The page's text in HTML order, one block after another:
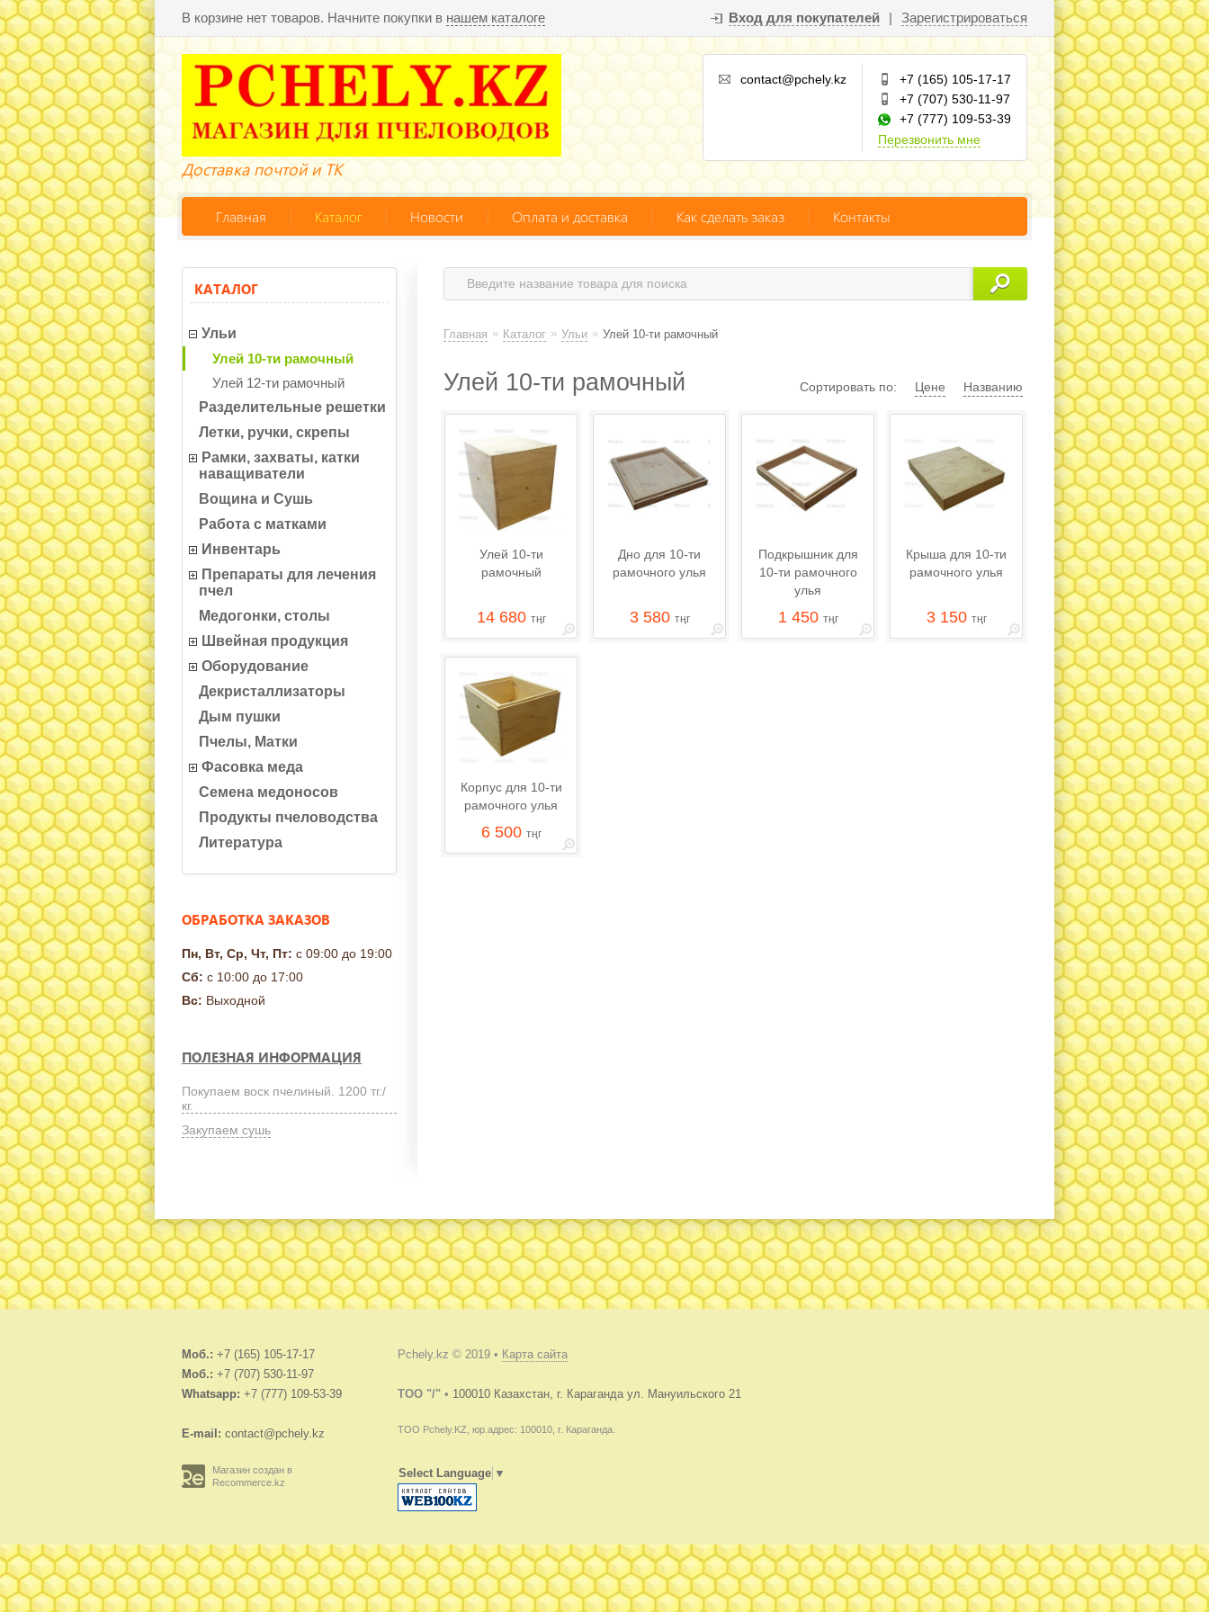
В корзине нет товаров. Начните покупки в нашем каталоге Вход для покупателей | Зарегистрироваться
Доставка почтой и ТК
contact@pchely.kz
+7 (165) 105-17-17
+7 (707) 530-11-97
+7 (777) 109-53-39
Перезвонить мне
Главная Каталог Новости Оплата и доставка Как сделать заказ Контакты
КАТАЛОГ
Ульи
Улей 10-ти рамочный
Улей 12-ти рамочный
Разделительные решетки
Летки, ручки, скрепы
Рамки, захваты, катки
наващиватели
Вощина и Сушь
Работа с матками
Инвентарь
Препараты для лечения
пчел
Медогонки, столы
Швейная продукция
Оборудование
Декристаллизаторы
Дым пушки
Пчелы, Матки
Фасовка меда
Семена медоносов
Продукты пчеловодства
Литература
ОБРАБОТКА ЗАКАЗОВ
Пн, Вт, Ср, Чт, Пт: с 09:00 до 19:00
Сб: с 10:00 до 17:00
Вс: Выходной
ПОЛЕЗНАЯ ИНФОРМАЦИЯ
Покупаем воск пчелиный. 1200 тг./
кг.
Закупаем сушь
Главная » Каталог » Ульи » Улей 10-ти рамочный
Улей 10-ти рамочный Названию
Цене
Сортировать по:
Улей 10-ти
рамочный
14 680 тңг
Дно для 10-ти
рамочного улья
3 580 тңг
Подкрышник для
10-ти рамочного
улья
1 450 тңг
Крыша для 10-ти
рамочного улья
3 150 тңг
Корпус для 10-ти
рамочного улья
6 500 тңг
Моб.: +7 (165) 105-17-17
Моб.: +7 (707) 530-11-97
Whatsapp: +7 (777) 109-53-39
E-mail: contact@pchely.kz
Магазин создан в
Recommerce.kz
Pchely.kz © 2019 • Карта сайта
TOO "/" • 100010 Казахстан, г. Караганда ул. Мануильского 21
ТОО Pchely.KZ, юр.адрес: 100010, г. Караганда.
Select Language ▼